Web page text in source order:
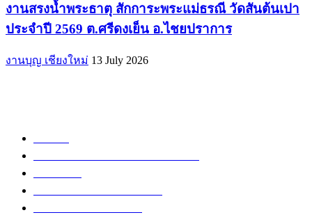
งานสรงน้ำพระธาตุ สักการะพระแม่ธรณี วัดสันต้นเปา
ประจำปี 2569 ต.ศรีดงเย็น อ.ไชยปราการ
งานบุญ เชียงใหม่ 13 July 2026